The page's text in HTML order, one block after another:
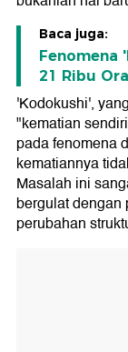
Baca juga:
Fenomena
21 Ribu
'Kodokushi',
"kematian
pada fenomena
kematiannya
Masalah ini
bergulat
perubahan